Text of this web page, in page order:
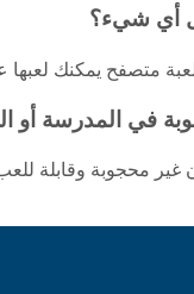
أي شيء؟
لعبة متصفح يمكنك لعبها
في المدرسة أو
غير محجوبة وقابلة